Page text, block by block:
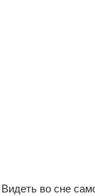
Видеть во сне